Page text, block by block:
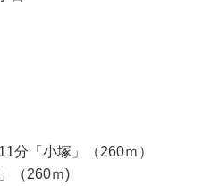
分「小塚」（260ｍ）
（260ｍ)